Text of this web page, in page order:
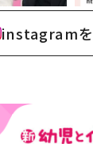
instagram